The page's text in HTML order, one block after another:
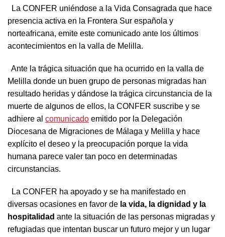
La CONFER uniéndose a la Vida Consagrada que hace
presencia activa en la Frontera Sur española y
norteafricana, emite este comunicado ante los últimos
acontecimientos en la valla de Melilla.
Ante la trágica situación que ha ocurrido en la valla de
Melilla donde un buen grupo de personas migradas han
resultado heridas y dándose la trágica circunstancia de la
muerte de algunos de ellos, la CONFER suscribe y se
adhiere al comunicado emitido por la Delegación
Diocesana de Migraciones de Málaga y Melilla y hace
explícito el deseo y la preocupación porque la vida
humana parece valer tan poco en determinadas
circunstancias.
La CONFER ha apoyado y se ha manifestado en
diversas ocasiones en favor de la vida, la dignidad y la
hospitalidad ante la situación de las personas migradas y
refugiadas que intentan buscar un futuro mejor y un lugar